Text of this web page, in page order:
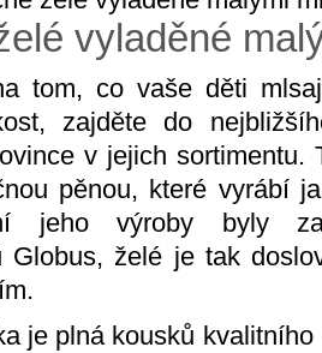
vyladěné
tom, co vaše děti
zajděte do
v jejich
pěnou, které vyrábí
jeho výroby byly
Globus, želé je tak
je plná kousků